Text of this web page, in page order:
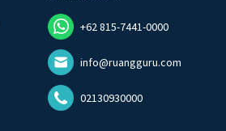
+62 815-7441-0000
info@ruangguru.com
02130930000